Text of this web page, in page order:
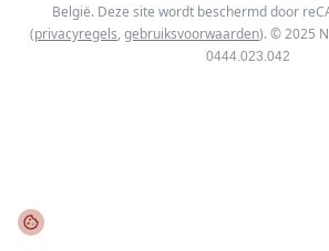
België. Deze site wordt beschermd door
(privacyregels, gebruiksvoorwaarden). © 2025
0444.023.042